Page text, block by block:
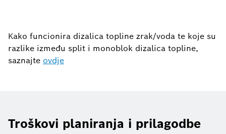
Kako funcionira dizalica topline zrak/voda te koje su
razlike između split i monoblok dizalica topline,
saznajte ovdje
Troškovi planiranja i prilagodbe